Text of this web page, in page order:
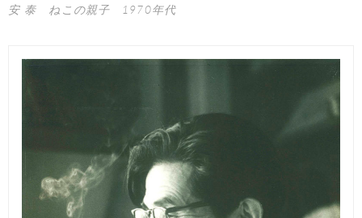
安 泰 ねこの親子 1970年代